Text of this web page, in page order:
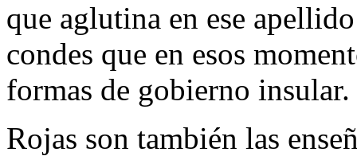
que aglutina en ese
condes que en esos
formas de gobierno insular.
Rojas son también las